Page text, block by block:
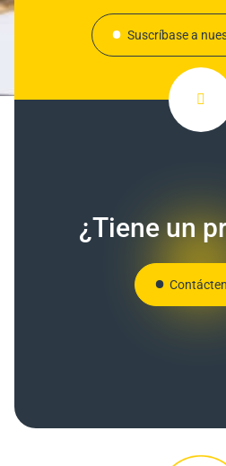
Suscríbase a
¿Tiene un